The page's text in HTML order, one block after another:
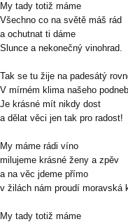
My tady totiž máme
Všechno co na světě máš rád
a ochutnat ti dáme
Slunce a nekonečný vinohrad.
Tak se tu žije na padesátý
V mírném klima našeho
Je krásné mít nikdy dost
a dělat věci jen tak pro radost!
My máme rádi víno
milujeme krásné ženy a zpěv
a na věc jdeme přímo
v žilách nám proudí moravská
My tady totiž máme